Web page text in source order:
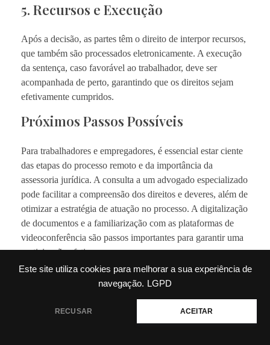
Este site utiliza cookies para melhorar a sua experiência de
navegação. LGPD
RECUSAR ACEITAR
5. Recursos e Execução
Após a decisão, as partes têm o direito de interpor recursos,
que também são processados eletronicamente. A execução
da sentença, caso favorável ao trabalhador, deve ser
acompanhada de perto, garantindo que os direitos sejam
efetivamente cumpridos.
Próximos Passos Possíveis
Para trabalhadores e empregadores, é essencial estar ciente
das etapas do processo remoto e da importância da
assessoria jurídica. A consulta a um advogado especializado
pode facilitar a compreensão dos direitos e deveres, além de
otimizar a estratégia de atuação no processo. A digitalização
de documentos e a familiarização com as plataformas de
videoconferência são passos importantes para garantir uma
participação efetiva no processo.
A adoção do processo remoto na Justiça do Trabalho
representa uma evolução significativa, proporcionando
Precisa de ajuda?